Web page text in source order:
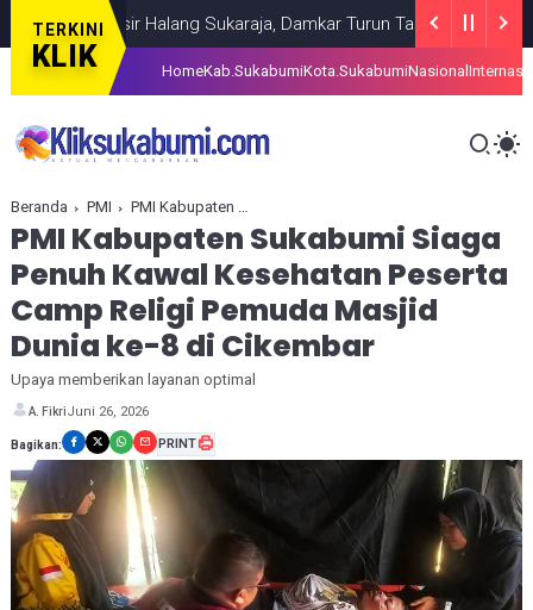
TERKINI
KLIK
Pasir Halang Sukaraja, Damkar Turun Tangan BERITA AUGUST
HomeKab.SukabumiKota.SukabumiNasional
Beranda PMI PMI Kabupaten Sukabumi Siaga Penuh Kawal Kesehatan Peserta Camp Religi Pemuda Masjid Dunia ke-8 di Cikembar
PMI Kabupaten Sukabumi Siaga
Penuh Kawal Kesehatan Peserta
Camp Religi Pemuda Masjid
Dunia ke-8 di Cikembar
Upaya memberikan layanan optimal
A. FikriJuni 26, 2026
Bagikan: PRINT